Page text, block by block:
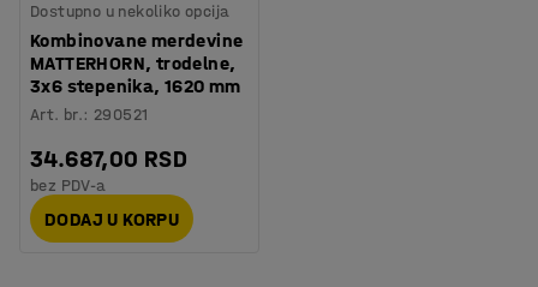
Dostupno u nekoliko opcija
Kombinovane merdevine
MATTERHORN, trodelne,
3x6 stepenika, 1620 mm
Art. br.: 290521
34.687,00 RSD
bez PDV-a
DODAJ U KORPU